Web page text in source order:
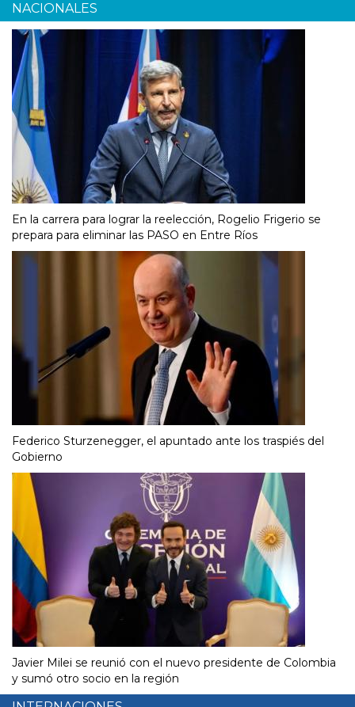
NACIONALES
En la carrera para lograr la reelección, Rogelio Frigerio se
prepara para eliminar las PASO en Entre Ríos
Federico Sturzenegger, el apuntado ante los traspiés del
Gobierno
Javier Milei se reunió con el nuevo presidente de Colombia
y sumó otro socio en la región